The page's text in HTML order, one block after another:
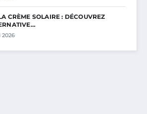
CRÈME SOLAIRE : DÉCOUVREZ
2026